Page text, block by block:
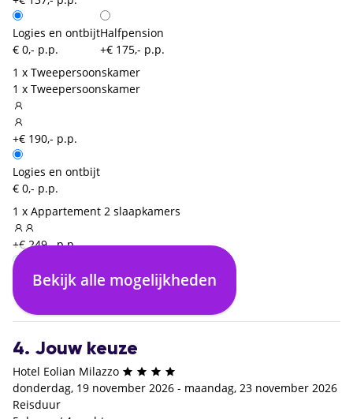
Logies en ontbijt
€ 0,- p.p.
Halfpension
+€ 175,- p.p.
1 x Tweepersoonskamer
1 x Tweepersoonskamer
+€ 190,- p.p.
Logies en ontbijt
€ 0,- p.p.
1 x Appartement 2 slaapkamers
+€ 249,- p.p.
Logies en ontbijt
€ 0,- p.p.
Halfpension
+€ 352,- p.p.
Bekijk alle mogelijkheden
4. Jouw keuze
Hotel Eolian Milazzo
donderdag, 19 november 2026 - maandag, 23 november 2026
Reisduur